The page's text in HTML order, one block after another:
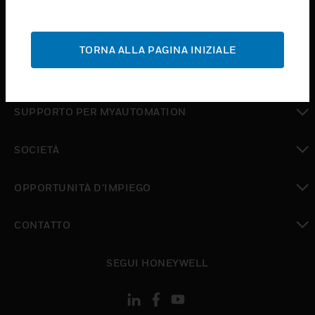
ASSISTENZA
toggle view
toggle view
SUPPORTO PER MYAUTOMATION
SOCIETÀ
OPPORTUNITÀ D’IMPIEGO
CONTATTO
SEGUI HONEYWELL
TORNA ALLA PAGINA INIZIALE